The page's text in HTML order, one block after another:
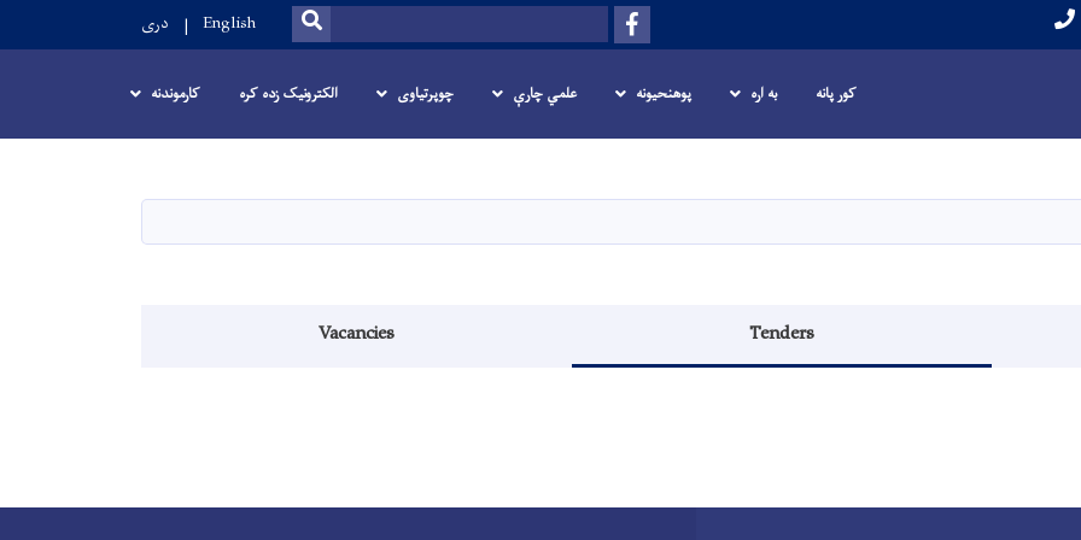
Facebook
SEARCH
English دری
کور پانه به اره پوهنحیونه علمي چارې چوپرتیاوی الکترونیک زده کره کارموندنه
Tenders
Vacancies